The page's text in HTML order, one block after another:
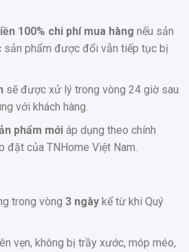
100% chi phí mua hàng nếu sản
sản phẩm được đổi vẫn tiếp tục bị
sẽ được xử lý trong vòng 24 giờ sau
với khách hàng.
phẩm mớiáp dụng theo chính
đặt của TNHome Việt Nam.
trong vòng 3 ngàykể từ khi Quý
vẹn, không bị trầy xước, móp méo,